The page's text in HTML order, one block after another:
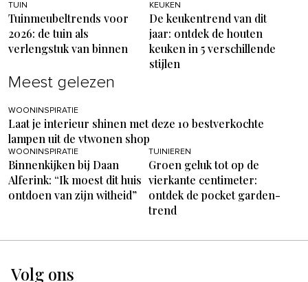
TUIN
Tuinmeubeltrends voor
2026: de tuin als
verlengstuk van binnen
KEUKEN
De keukentrend van dit
jaar: ontdek de houten
keuken in 5 verschillende
stijlen
Meest gelezen
WOONINSPIRATIE
Laat je interieur shinen met deze 10 bestverkochte
lampen uit de vtwonen shop
WOONINSPIRATIE
Binnenkijken bij Daan
Alferink: “Ik moest dit huis
ontdoen van zijn witheid”
TUINIEREN
Groen geluk tot op de
vierkante centimeter:
ontdek de pocket garden-
trend
Volg ons